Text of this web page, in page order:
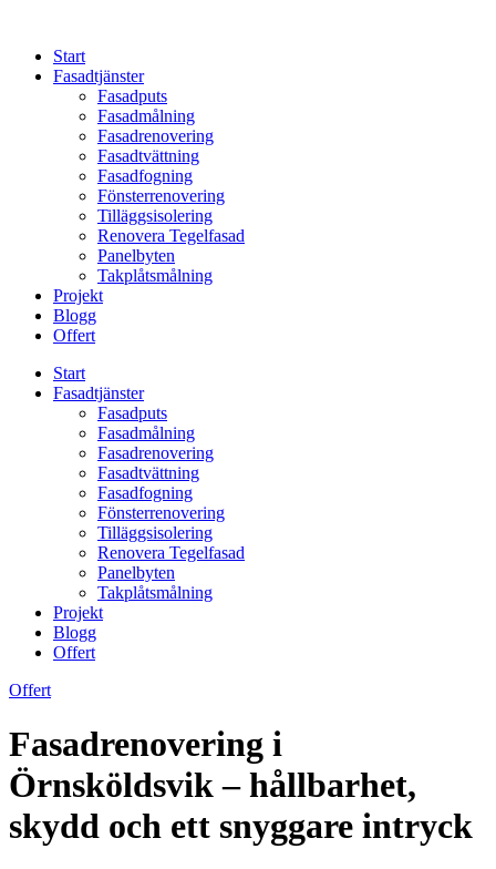
contentStart
Fasadtjänster
Fasadputs
Fasadmålning
Fasadrenovering
Fasadtvättning
Fasadfogning
Fönsterrenovering
Tilläggsisolering
Renovera Tegelfasad
Panelbyten
Takplåtsmålning
Projekt
Blogg
Offert
Start
Fasadtjänster
Fasadputs
Fasadmålning
Fasadrenovering
Fasadtvättning
Fasadfogning
Fönsterrenovering
Tilläggsisolering
Renovera Tegelfasad
Panelbyten
Takplåtsmålning
Projekt
Blogg
Offert
Offert
Fasadrenovering i
Örnsköldsvik – hållbarhet,
skydd och ett snyggare intryck